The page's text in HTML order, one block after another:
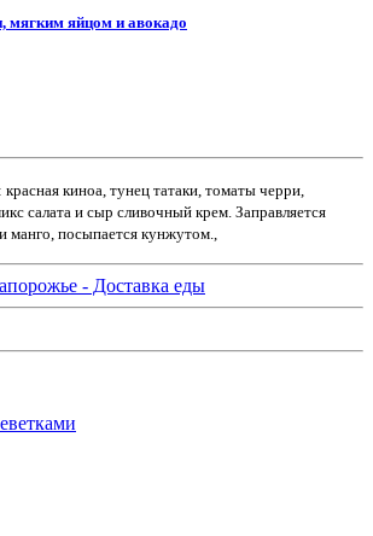
мягким яйцом и авокадо
киноа, тунец татаки, томаты черри,
салата и сыр сливочный крем. Заправляется
манго, посыпается кунжутом.,
- Доставка еды